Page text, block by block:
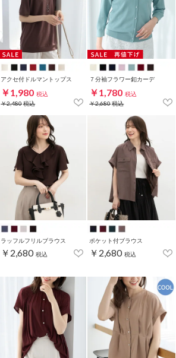
アクセ付ドルマントップス
￥1,980 税込
￥2,480税込
７分袖フラワー釦カーデ
￥1,780 税込
￥2,680税込
ラッフルフリルブラウス
￥2,680 税込
ポケット付ブラウス
￥2,680 税込